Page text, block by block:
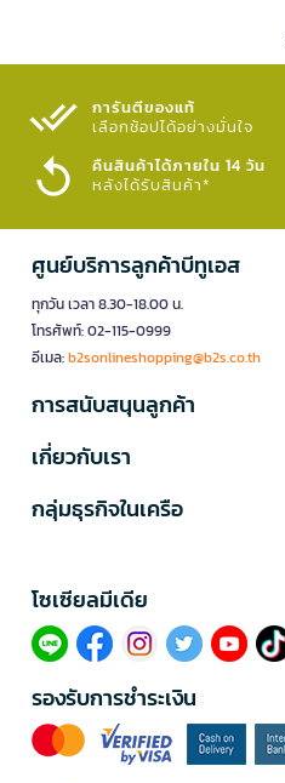
การันตีของแท้
เลือกช้อปได้อย่างมั่นใจ​
คืนสินค้าได้ภายใน 14 วัน
หลังได้รับสินค้า*
ศูนย์บริการลูกค้าบีทูเอส
ทุกวัน เวลา 8.30-18.00 น.
โทรศัพท์: 02-115-0999
อีเมล:b2sonlineshopping@b2s.co.th
การสนับสนุนลูกค้า
เกี่ยวกับเรา
กลุ่มธุรกิจในเครือ
โซเซียลมีเดีย​
รองรับการชำระเงิน